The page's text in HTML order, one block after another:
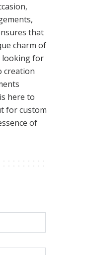
that
charm of
looking for
creation
here to
for custom
of